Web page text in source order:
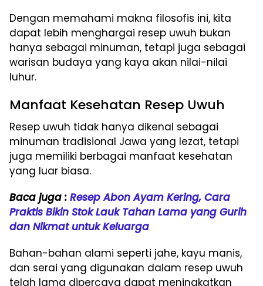
Dengan memahami makna filosofis ini, kita
dapat lebih menghargai resep uwuh bukan
hanya sebagai minuman, tetapi juga sebagai
warisan budaya yang kaya akan nilai-nilai
luhur.
Manfaat Kesehatan Resep Uwuh
Resep uwuh tidak hanya dikenal sebagai
minuman tradisional Jawa yang lezat, tetapi
juga memiliki berbagai manfaat kesehatan
yang luar biasa.
Baca juga : Resep Abon Ayam Kering, Cara
Praktis Bikin Stok Lauk Tahan Lama yang Gurih
dan Nikmat untuk Keluarga
Bahan-bahan alami seperti jahe, kayu manis,
dan serai yang digunakan dalam resep uwuh
telah lama dipercaya dapat meningkatkan